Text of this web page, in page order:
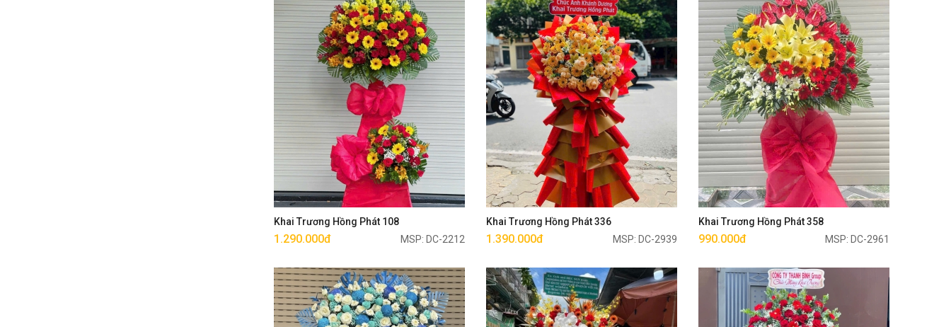
Khai Trương Hồng Phát 108
1.290.000đ MSP: DC-2212
Mua ngay
Khai Trương Hồng Phát 336
1.390.000đ MSP: DC-2939
Mua ngay
Khai Trương Hồng Phát 358
990.000đ MSP: DC-2961
Mua ngay